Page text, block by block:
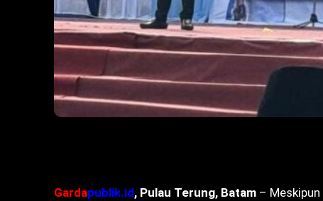
Gardapublik.id, Pulau Terung, Batam –